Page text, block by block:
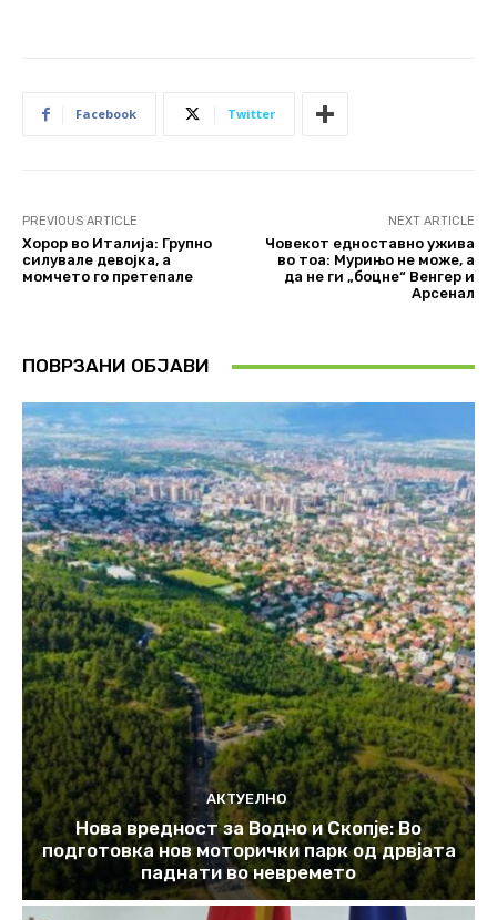
Facebook Twitter
PREVIOUS ARTICLE
Хорор во Италија: Групно
силувале девојка, а
момчето го претепале
NEXT ARTICLE
Човекот едноставно ужива
во тоа: Мурињо не може, а
да не ги „боцне“ Венгер и
Арсенал
ПОВРЗАНИ ОБЈАВИ
АКТУЕЛНО
Нова вредност за Водно и Скопје: Во
подготовка нов моторички парк од дрвјата
паднати во невремето